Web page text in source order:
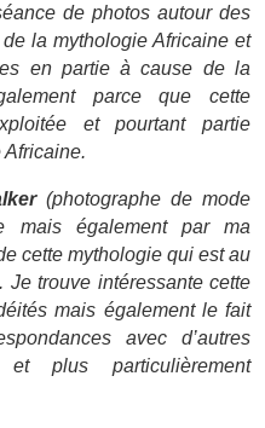
de photos autour des
la mythologie Africaine et
en partie à cause de la
parce que cette
et pourtant partie
Africaine.
(photographe de mode
mais également par ma
cette mythologie qui est au
trouve intéressante cette
mais également le fait
avec d’autres
et plus particulièrement